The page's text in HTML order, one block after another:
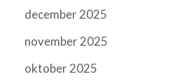
december 2025
november 2025
oktober 2025